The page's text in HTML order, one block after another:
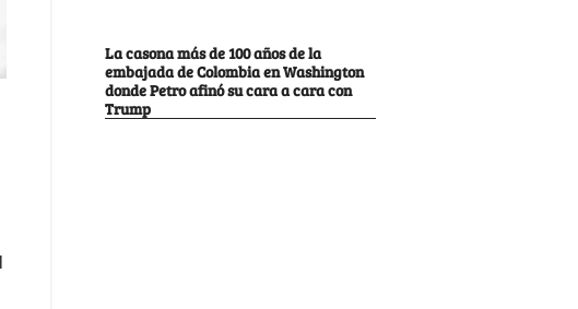
La casona más de 100 años de la
embajada de Colombia en Washington
donde Petro afinó su cara a cara con
Trump